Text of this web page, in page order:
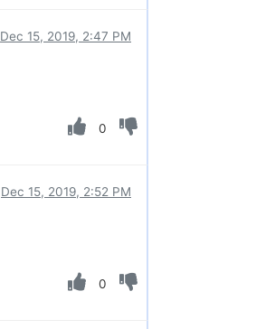
Dec 15, 2019, 2:47 PM
0
Dec 15, 2019, 2:52 PM
0